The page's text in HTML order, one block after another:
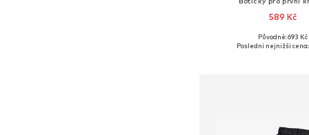
589 Kč
Dostupné velikosti: 20,
Původně: 693 Kč
Poslední nejnižší cena: